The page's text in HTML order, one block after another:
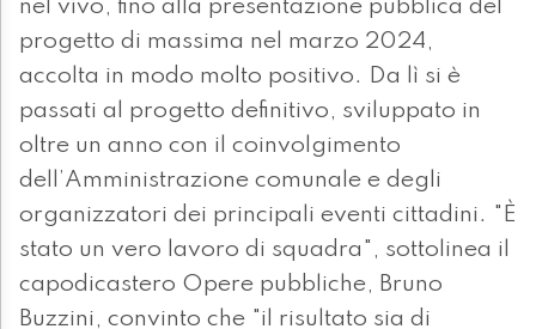
nel vivo, fino alla presentazione pubblica del
progetto di massima nel marzo 2024,
accolta in modo molto positivo. Da lì si è
passati al progetto definitivo, sviluppato in
oltre un anno con il coinvolgimento
dell’Amministrazione comunale e degli
organizzatori dei principali eventi cittadini. "È
stato un vero lavoro di squadra", sottolinea il
capodicastero Opere pubbliche, Bruno
Buzzini, convinto che "il risultato sia di